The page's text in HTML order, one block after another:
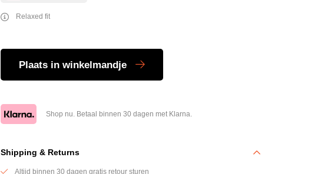
Relaxed fit
Plaats in winkelmandje
Shop nu. Betaal binnen 30 dagen met Klarna.
Shipping & Returns
Altijd binnen 30 dagen gratis retour sturen